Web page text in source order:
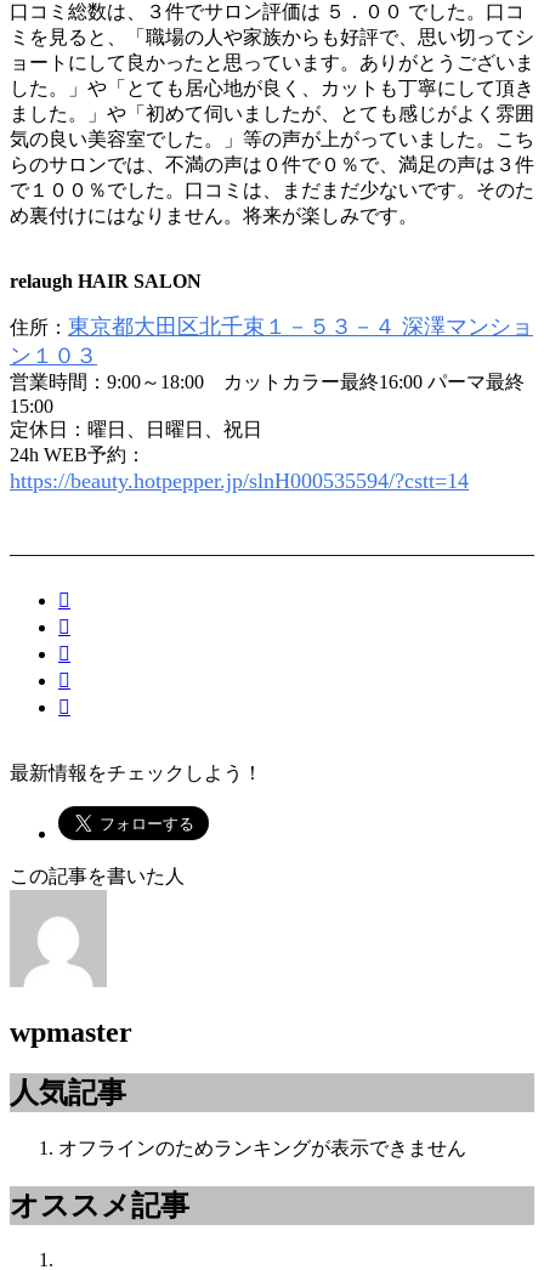
口コミ総数は、３件でサロン評価は ５．００ でした。口コ
ミを見ると、「職場の人や家族からも好評で、思い切ってシ
ョートにして良かったと思っています。ありがとうございま
した。」や「とても居心地が良く、カットも丁寧にして頂き
ました。」や「初めて伺いましたが、とても感じがよく雰囲
気の良い美容室でした。」等の声が上がっていました。こち
らのサロンでは、不満の声は０件で０％で、満足の声は３件
で１００％でした。口コミは、まだまだ少ないです。そのた
め裏付けにはなりません。将来が楽しみです。
relaugh HAIR SALON
住所： 東京都大田区北千束１－５３－４ 深澤マンショ
ン１０３
営業時間：9:00～18:00 カットカラー最終16:00 パーマ最終
15:00
定休日：曜日、日曜日、祝日
24h WEB予約：
https://beauty.hotpepper.jp/slnH000535594/?cstt=14
最新情報をチェックしよう！
この記事を書いた人
wpmaster
人気記事
オフラインのためランキングが表示できません
オススメ記事